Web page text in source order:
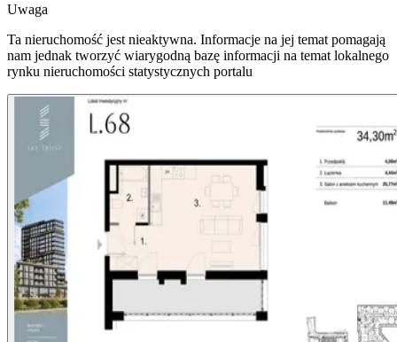
Uwaga
Ta nieruchomość jest nieaktywna. Informacje na jej temat pomagają
nam jednak tworzyć wiarygodną bazę informacji na temat lokalnego
rynku nieruchomości statystycznych portalu